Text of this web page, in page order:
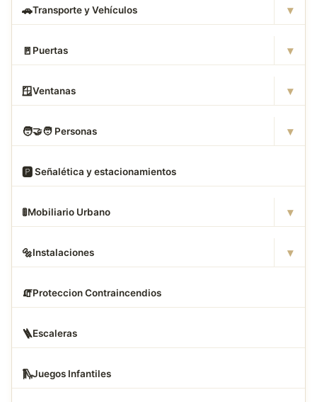
🚗Transporte y Vehículos ▾
🚪 Puertas ▾
🪟Ventanas ▾
🧑‍🤝‍🧑 Personas ▾
🅿️ Señalética y estacionamientos
🚦Mobiliario Urbano ▾
🔩Instalaciones ▾
🧯Proteccion Contraincendios
🪜Escaleras
🛝Juegos Infantiles